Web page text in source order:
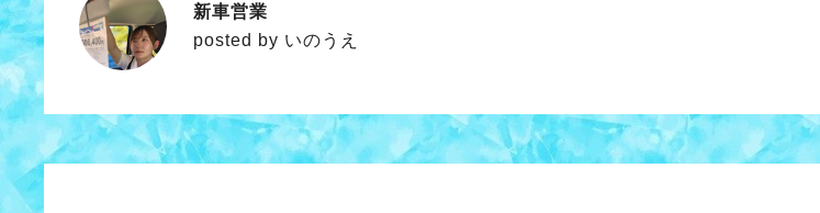
いのうえ
新車営業
posted by いのうえ